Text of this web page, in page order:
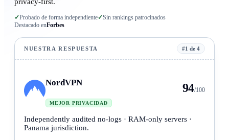
privacy-first.
✓Probado de forma independiente✓Sin rankings patrocinados
Destacado enForbes
NUESTRA RESPUESTA #1 de 4
NordVPN
MEJOR PRIVACIDAD
94/100
Independently audited no-logs · RAM-only servers ·
Panama jurisdiction.